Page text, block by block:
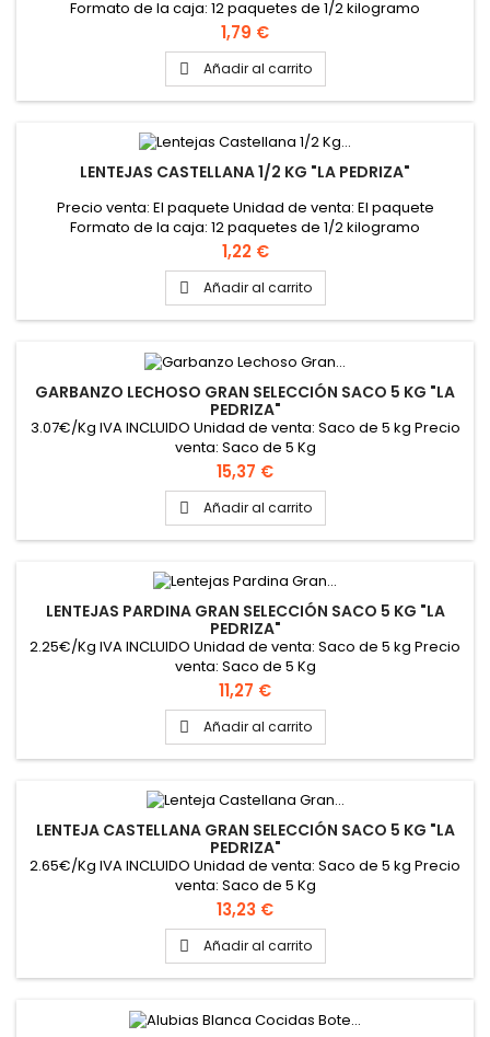
Formato de la caja: 12 paquetes de 1/2 kilogramo
Precio
1,79 €
 Añadir al carrito
LENTEJAS CASTELLANA 1/2 KG "LA PEDRIZA"
Precio venta: El paquete Unidad de venta: El paquete
Formato de la caja: 12 paquetes de 1/2 kilogramo
Precio
1,22 €
 Añadir al carrito
GARBANZO LECHOSO GRAN SELECCIÓN SACO 5 KG "LA
PEDRIZA"
3.07€/Kg IVA INCLUIDO Unidad de venta: Saco de 5 kg Precio
venta: Saco de 5 Kg
Precio
15,37 €
 Añadir al carrito
LENTEJAS PARDINA GRAN SELECCIÓN SACO 5 KG "LA
PEDRIZA"
2.25€/Kg IVA INCLUIDO Unidad de venta: Saco de 5 kg Precio
venta: Saco de 5 Kg
Precio
11,27 €
 Añadir al carrito
LENTEJA CASTELLANA GRAN SELECCIÓN SACO 5 KG "LA
PEDRIZA"
2.65€/Kg IVA INCLUIDO Unidad de venta: Saco de 5 kg Precio
venta: Saco de 5 Kg
Precio
13,23 €
 Añadir al carrito